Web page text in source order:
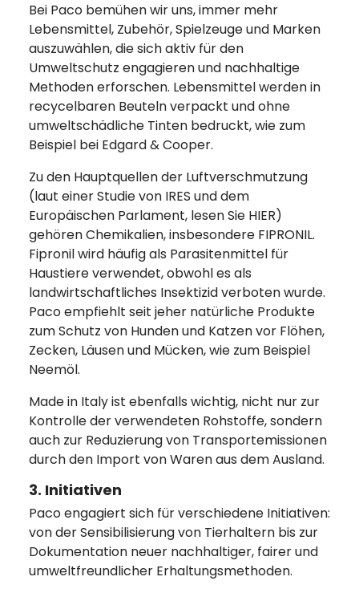
Bei Paco bemühen wir uns, immer mehr
Lebensmittel, Zubehör, Spielzeuge und Marken
auszuwählen, die sich aktiv für den
Umweltschutz engagieren und nachhaltige
Methoden erforschen. Lebensmittel werden in
recycelbaren Beuteln verpackt und ohne
umweltschädliche Tinten bedruckt, wie zum
Beispiel bei Edgard & Cooper.
Zu den Hauptquellen der Luftverschmutzung
(laut einer Studie von IRES und dem
Europäischen Parlament, lesen Sie HIER)
gehören Chemikalien, insbesondere FIPRONIL.
Fipronil wird häufig als Parasitenmittel für
Haustiere verwendet, obwohl es als
landwirtschaftliches Insektizid verboten wurde.
Paco empfiehlt seit jeher natürliche Produkte
zum Schutz von Hunden und Katzen vor Flöhen,
Zecken, Läusen und Mücken, wie zum Beispiel
Neemöl.
Made in Italy ist ebenfalls wichtig, nicht nur zur
Kontrolle der verwendeten Rohstoffe, sondern
auch zur Reduzierung von Transportemissionen
durch den Import von Waren aus dem Ausland.
3. Initiativen
Paco engagiert sich für verschiedene Initiativen:
von der Sensibilisierung von Tierhaltern bis zur
Dokumentation neuer nachhaltiger, fairer und
umweltfreundlicher Erhaltungsmethoden.